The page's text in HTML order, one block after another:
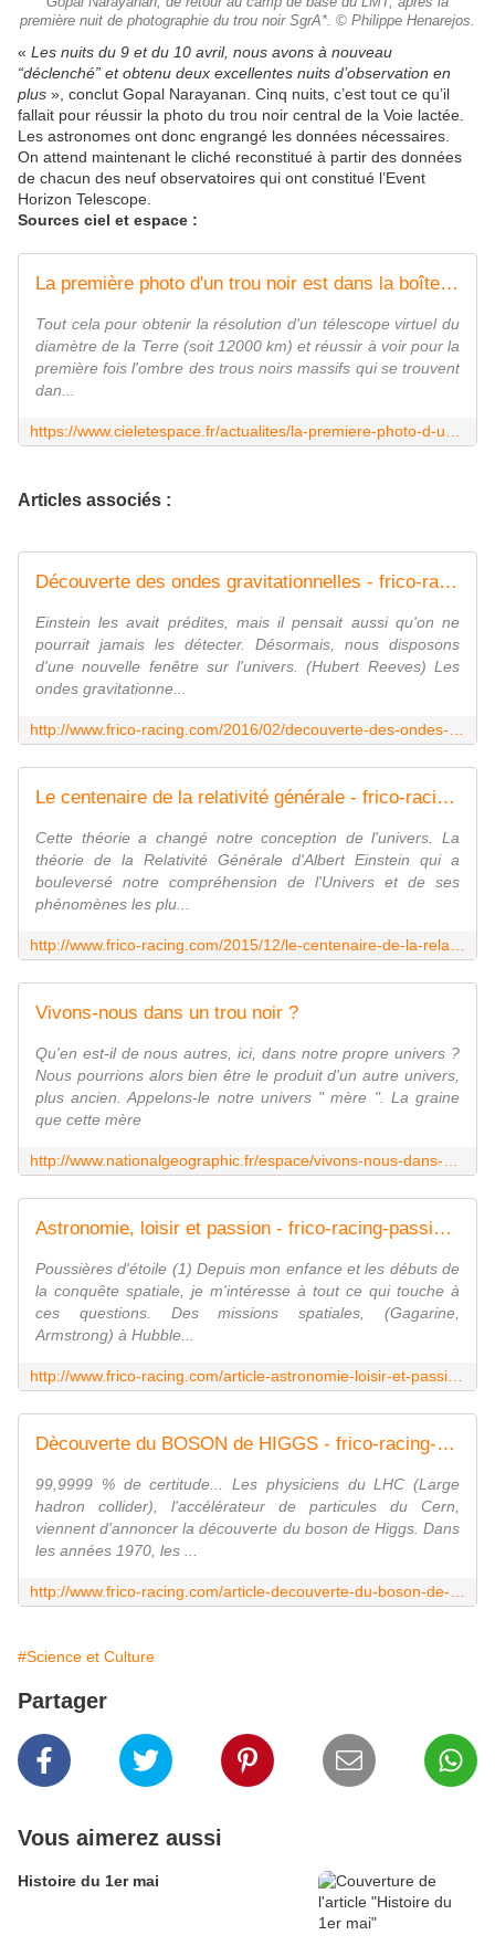
première nuit de photographie du trou noir SgrA*. © Philippe Henarejos.
« Les nuits du 9 et du 10 avril, nous avons à nouveau
“déclenché” et obtenu deux excellentes nuits d’observation en
plus », conclut Gopal Narayanan. Cinq nuits, c’est tout ce qu’il
fallait pour réussir la photo du trou noir central de la Voie lactée.
Les astronomes ont donc engrangé les données nécessaires.
On attend maintenant le cliché reconstitué à partir des données
de chacun des neuf observatoires qui ont constitué l’Event
Horizon Telescope.
Sources ciel et espace :
La première photo d'un trou noir est dans la boîte ! - Ciel & Espace
Tout cela pour obtenir la résolution d'un télescope virtuel du
diamètre de la Terre (soit 12000 km) et réussir à voir pour la
première fois l'ombre des trous noirs massifs qui se trouvent
dan...
https://www.cieletespace.fr/actualites/la-premiere-photo-d-un-trou-noir-est-dans-la-boite
Articles associés :
Découverte des ondes gravitationnelles - frico-racing-passion moto
Einstein les avait prédites, mais il pensait aussi qu'on ne
pourrait jamais les détecter. Désormais, nous disposons
d'une nouvelle fenêtre sur l'univers. (Hubert Reeves) Les
ondes gravitationne...
Le centenaire de la relativité générale - frico-racing-passion moto
Cette théorie a changé notre conception de l'univers. La
théorie de la Relativité Générale d'Albert Einstein qui a
bouleversé notre compréhension de l'Univers et de ses
phénomènes les plu...
Vivons-nous dans un trou noir ?
Qu'en est-il de nous autres, ici, dans notre propre univers ?
Nous pourrions alors bien être le produit d'un autre univers,
plus ancien. Appelons-le notre univers " mère ". La graine
que cette mère
Astronomie, loisir et passion - frico-racing-passion moto
Poussières d'étoile (1) Depuis mon enfance et les débuts de
la conquête spatiale, je m'intéresse à tout ce qui touche à
ces questions. Des missions spatiales, (Gagarine,
Armstrong) à Hubble...
Dècouverte du BOSON de HIGGS - frico-racing-passion moto
99,9999 % de certitude... Les physiciens du LHC (Large
hadron collider), l'accélérateur de particules du Cern,
viennent d'annoncer la découverte du boson de Higgs. Dans
les années 1970, les ...
#Science et Culture
Partager
Vous aimerez aussi
Histoire du 1er mai